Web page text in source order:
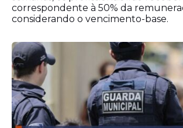
correspondente à 50% da
considerando o vencimento-base.